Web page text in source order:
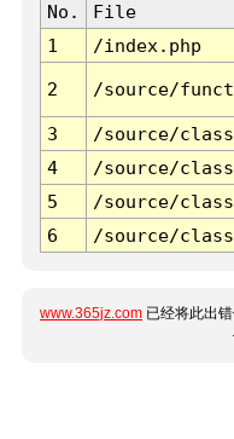
No. File
1
/index.php
2 /source/
3 /source/
4
/source/
5
/source/
6
/source/
www.365jz.com 已经将此出